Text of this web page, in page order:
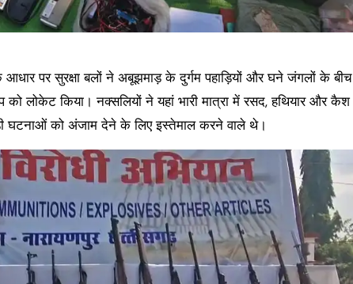
आधार पर सुरक्षा बलों ने अबूझमाड़ के दुर्गम पहाड़ियों और घने जंगलों के बीच
को लोकेट किया। नक्सलियों ने यहां भारी मात्रा में रसद, हथियार और कैश
घटनाओं को अंजाम देने के लिए इस्तेमाल करने वाले थे।